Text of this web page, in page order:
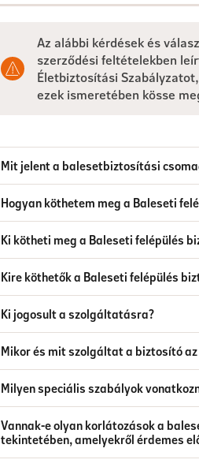
Az alábbi kérdések és
szerződési feltételekben
Életbiztosítási
ezek ismeretében kösse
Mit jelent a balesetbiztosítási
Hogyan köthetem meg a Baleseti
Ki kötheti meg a Baleseti felépülés
Kire köthetők a Baleseti felépülés
Ki jogosult a szolgáltatásra?
Mikor és mit szolgáltat a biztosító
Milyen speciális szabályok
Vannak-e olyan korlátozások a
tekintetében, amelyekről érdemes